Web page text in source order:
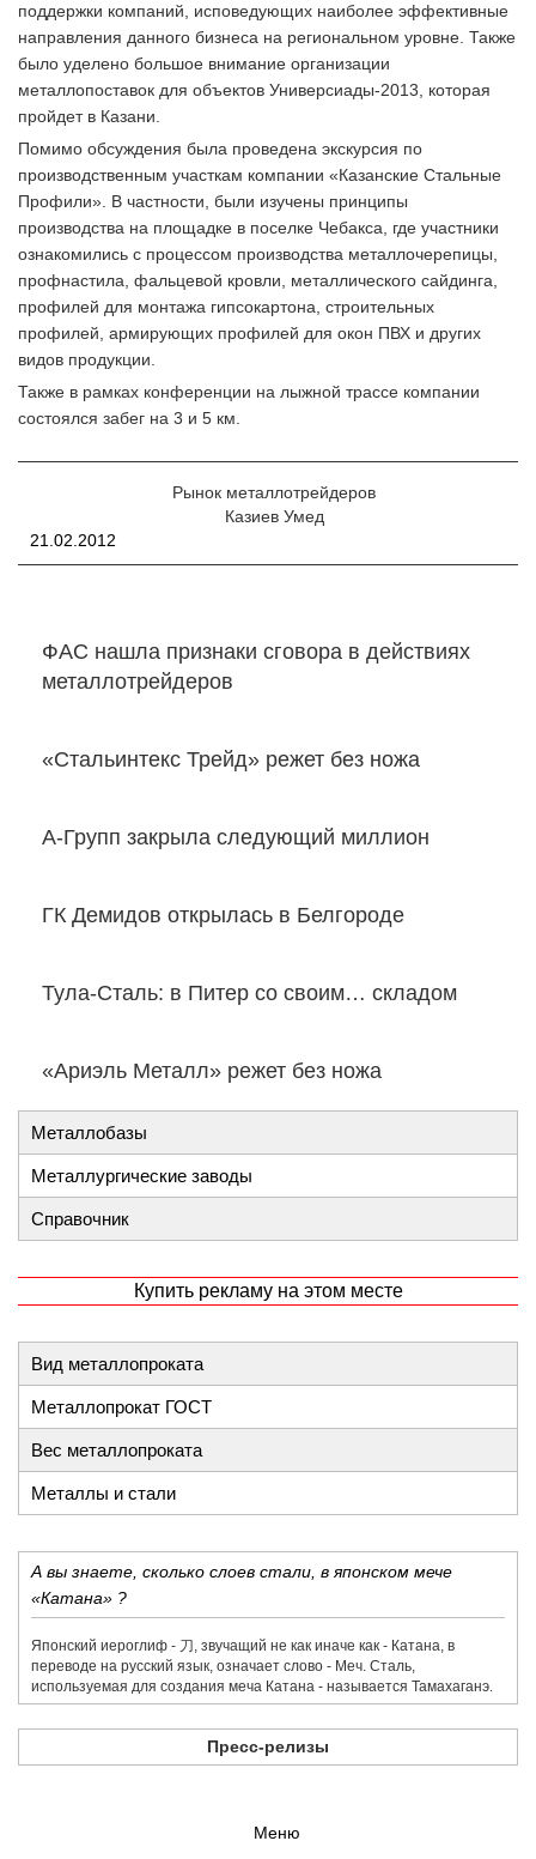
поддержки компаний, исповедующих наиболее эффективные
направления данного бизнеса на региональном уровне. Также
было уделено большое внимание организации
металлопоставок для объектов Универсиады-2013, которая
пройдет в Казани.
Помимо обсуждения была проведена экскурсия по
производственным участкам компании «Казанские Стальные
Профили». В частности, были изучены принципы
производства на площадке в поселке Чебакса, где участники
ознакомились с процессом производства металлочерепицы,
профнастила, фальцевой кровли, металлического сайдинга,
профилей для монтажа гипсокартона, строительных
профилей, армирующих профилей для окон ПВХ и других
видов продукции.
Также в рамках конференции на лыжной трассе компании
состоялся забег на 3 и 5 км.
Рынок металлотрейдеров
Казиев Умед
21.02.2012
ФАС нашла признаки сговора в действиях
металлотрейдеров
«Стальинтекс Трейд» режет без ножа
А-Групп закрыла следующий миллион
ГК Демидов открылась в Белгороде
Тула-Сталь: в Питер со своим… складом
«Ариэль Металл» режет без ножа
Металлобазы
Металлургические заводы
Справочник
Купить рекламу на этом месте
Вид металлопроката
Металлопрокат ГОСТ
Вес металлопроката
Металлы и стали
А вы знаете, сколько слоев стали, в японском мече
«Катана» ?
Японский иероглиф - 刀,​ звучащий не как иначе как - Катана, в
переводе на русский язык, означает слово - Меч. Сталь,
используемая для создания меча Катана - называется Тамахаганэ.
Пресс-релизы
Меню